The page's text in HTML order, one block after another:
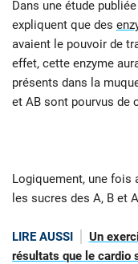
Dans une étude
expliquent que des
avaient le pouvoir de
effet, cette enzyme
présents dans la
et AB sont pourvus de
Logiquement, une fois
les sucres des A, B et
LIRE AUSSI
Un
résultats que le cardio